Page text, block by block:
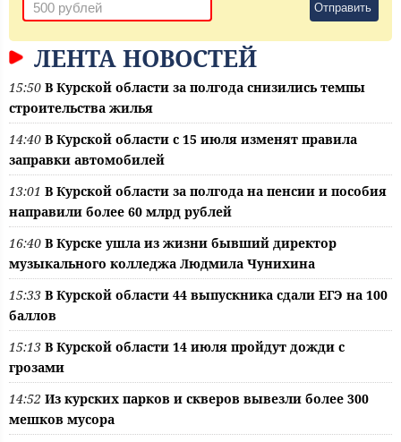
Отправить
ЛЕНТА НОВОСТЕЙ
15:50 В Курской области за полгода снизились темпы
строительства жилья
14:40 В Курской области с 15 июля изменят правила
заправки автомобилей
13:01 В Курской области за полгода на пенсии и пособия
направили более 60 млрд рублей
16:40 В Курске ушла из жизни бывший директор
музыкального колледжа Людмила Чунихина
15:33 В Курской области 44 выпускника сдали ЕГЭ на 100
баллов
15:13 В Курской области 14 июля пройдут дожди с
грозами
14:52 Из курских парков и скверов вывезли более 300
мешков мусора